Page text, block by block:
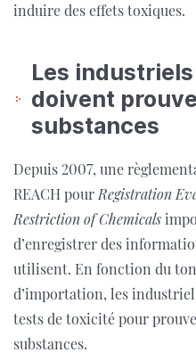
induire des effets toxiques.
Les
doivent
substances
Depuis 2007, une
REACH pourRegistration
Restriction of Chemicals
d’enregistrer des
utilisent. En fonction du
d’importation, les
tests de toxicité pour
substances.